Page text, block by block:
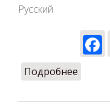
Русский
Подробнее